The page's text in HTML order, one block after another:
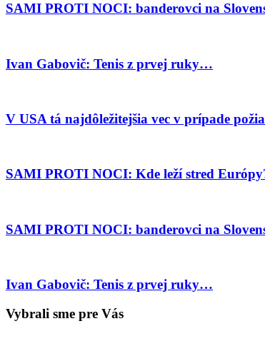
SAMI PROTI NOCI: banderovci na
Ivan Gabovič: Tenis z prvej ruky…
V USA tá najdôležitejšia vec v prípade
SAMI PROTI NOCI: Kde leží stred
SAMI PROTI NOCI: banderovci na
Ivan Gabovič: Tenis z prvej ruky…
Vybrali sme pre Vás